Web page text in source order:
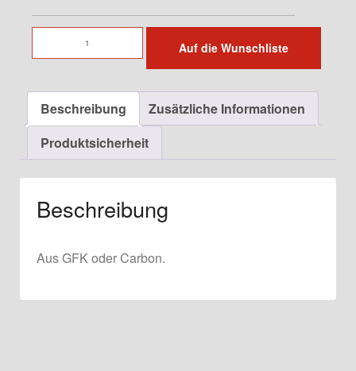
San
/
Almeras
für
G-
Menge
Auf die Wunschliste
Beschreibung
Zusätzliche Informationen
Produktsicherheit
Beschreibung
Aus GFK oder Carbon.